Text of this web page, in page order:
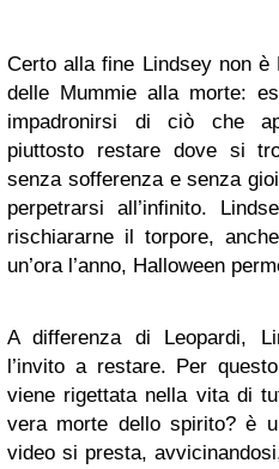
Certo alla fine Lindsey non
delle Mummie alla morte:
impadronirsi di ciò che
piuttosto restare dove si
senza sofferenza e senza
perpetrarsi all’infinito.
rischiararne il torpore,
un’ora l’anno, Halloween
A differenza di Leopardi,
l’invito a restare. Per
viene rigettata nella vita di
vera morte dello spirito? è
video si presta,